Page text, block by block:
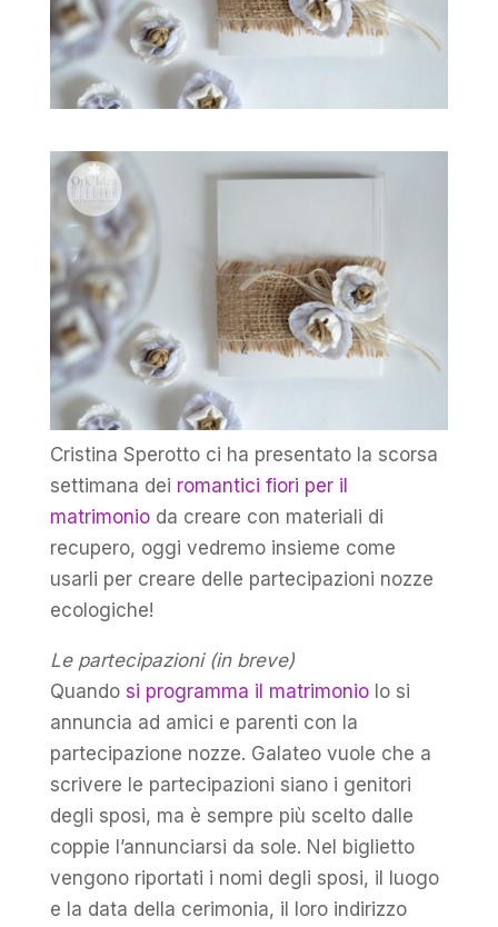
Cristina Sperotto ci ha presentato la scorsa
settimana dei romantici fiori per il
matrimonioda creare con materiali di
recupero, oggi vedremo insieme come
usarli per creare delle partecipazioni nozze
ecologiche!
Le partecipazioni (in breve)
Quando si programma il matrimoniolo si
annuncia ad amici e parenti con la
partecipazione nozze. Galateo vuole che a
scrivere le partecipazioni siano i genitori
degli sposi, ma è sempre più scelto dalle
coppie l’annunciarsi da sole. Nel biglietto
vengono riportati i nomi degli sposi, il luogo
e la data della cerimonia, il loro indirizzo